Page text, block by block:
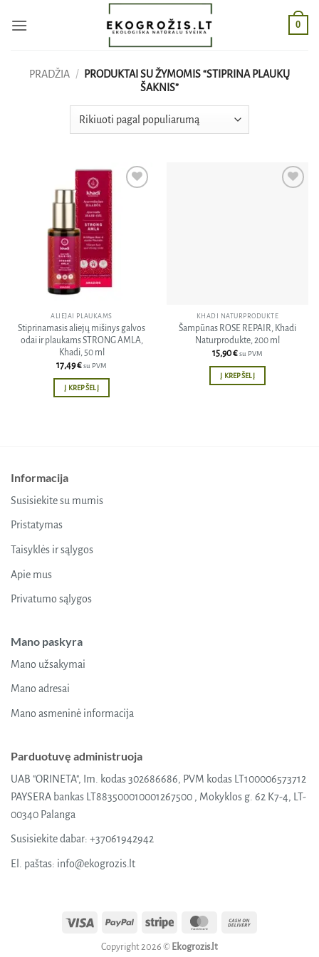
0
PRADŽIA /
PRODUKTAI SU ŽYMOMIS “STIPRINA PLAUKŲ
ŠAKNIS”
ALIEJAI PLAUKAMS
Stiprinamasis aliejų mišinys galvos
odai ir plaukams STRONG AMLA,
Khadi, 50 ml
17,49€su PVM
Į KREPŠELĮ
KHADI NATURPRODUKTE
Šampūnas ROSE REPAIR, Khadi
Naturprodukte, 200 ml
15,90€su PVM
Į KREPŠELĮ
Informacija
Susisiekite su mumis
Pristatymas
Taisyklės ir sąlygos
Apie mus
Privatumo sąlygos
Mano paskyra
Mano užsakymai
Mano adresai
Mano asmeninė informacija
Parduotuvę administruoja
UAB "ORINETA", Im. kodas 302686686, PVM kodas LT100006573712
PAYSERA bankas LT883500010001267500 , Mokyklos g. 62 K7-4, LT-
00340 Palanga
Susisiekite dabar: +37061942942
El. paštas: info@ekogrozis.lt
Visa PayPal Stripe MasterCard
Copyright 2026 © Ekogrozis.lt